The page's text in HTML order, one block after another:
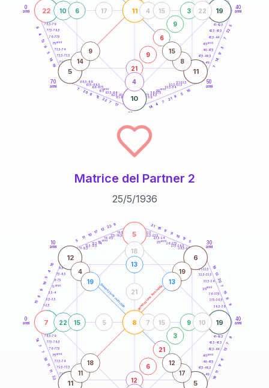
0
anni
40
anni
50
anni
60
70
anni
41-42,5
42,5-43,5
43,5-44
46-47,5
47,5-48,5
48,5-49
51-52,5
52,5-53,5
53,5-54
56-57,5
57,5-58,5
58,5-59
61-62,5
62,5-63,5
63,5-64
66-67,5
67,5-68,5
68,5-69
71-72,5
72,5-73,5
73,5-74
76-77,5
77,5-78,5
78,5-79 5
22
7
3
17
14
7
16
5
8
21
7
4
14
17
7
22
15
8
20
7
19
14
5
9
13
4
8
22 19
10
11
5 11
21
9
6
9
3
10 22
4
6 4 15
17
14
9
8
15
45anni
55anni
65anni
75anni
Matrice del Partner 2
25/5/1936
generazione maschile generazione femminile
0
anni
10
anni
30
anni
40
anni
1-2,5
2,5-3,5
3,5-4
6-7,5
7,5-8,5
8,5-9
11-12,5
12,5-13,5
13,5-14
16-17,5
17,5-18,5
18,5-19 21-22,5
22,5-23,5
23,5-24
26-27,5
27,5-28,5
28,5-29
31-32,5
32,5-33,5
33,5-34
36-37,5
37,5-38,5
38,5-39
41-42,5
42,5-43,5
43,5-44
46-47,5
47,5-48,5
48,5-49
71-72,5
72,5-73,5
73,5-74
76-77,5
77,5-78,5
78,5-79
15
8
9
19
5
4
16
5
11
10
17
12
22 9 21
16
9
11
10
17
5
19
13
20
7
15
8
9
8
7
13
6
17
11
16
22
11
11
18
7
7
14
7
5
19
8
12 6
11 5
12
6
21
3
9
22
18
10
15
13
7 15
5
21
4
19
19
13
11
18
17
12
5anni
15 anni 25anni
35anni
45anni
75anni